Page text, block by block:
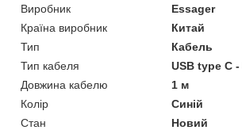
Виробник
Essager
Країна виробник
Китай
Тип
Кабель
Тип кабеля
USB type C
Довжина кабелю
1 м
Колір
Синій
Стан
Новий